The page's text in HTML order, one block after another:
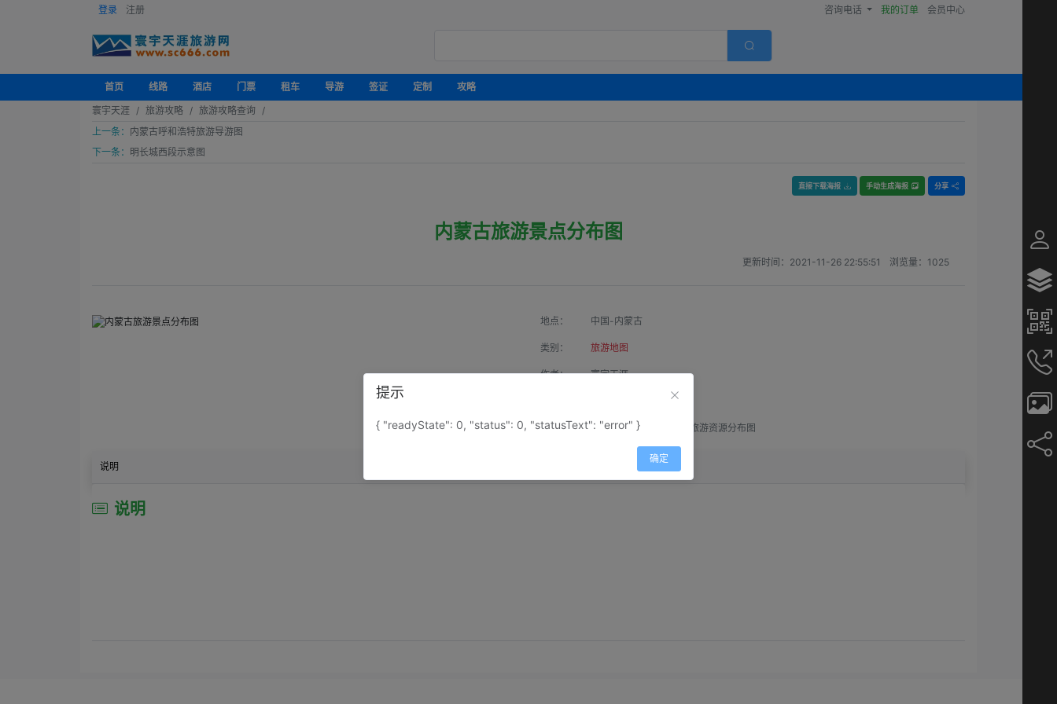
登录 注册 咨询电话 我的订单 会员中心
首页 线路 酒店 门票 租车 导游 签证 定制
攻略
寰宇天涯
旅游攻略
旅游攻略查询
上一条： 内蒙古呼和浩特旅游导游图
下一条： 明长城西段示意图
直接下载海报 手动生成海报 分享
内蒙古旅游景点分布图
更新时间： 2021-11-26 22:55:51 浏览量： 1025
地点： 中国-内蒙古
类别： 旅游地图
作者： 寰宇天涯
属性： 地图属性： 地图类型-旅游资源分布图
说明
说明
提示
{ "readyState": 0, "status": 0, "statusText": "error" }
确定